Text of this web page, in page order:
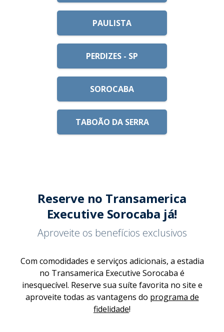
PAULISTA
PERDIZES - SP
SOROCABA
TABOÃO DA SERRA
Reserve no Transamerica
Executive Sorocaba já!
Aproveite os benefícios exclusivos
Com comodidades e serviços adicionais, a estadia
no Transamerica Executive Sorocaba é
inesquecível. Reserve sua suíte favorita no site e
aproveite todas as vantagens do programa de
fidelidade!